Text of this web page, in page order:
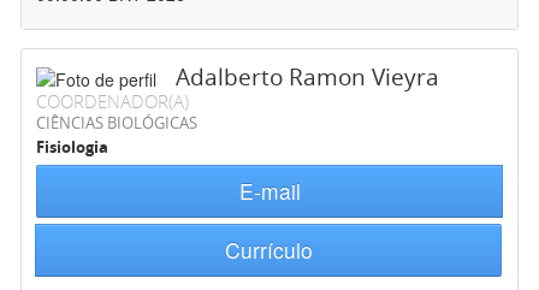
Adalberto Ramon Vieyra
COORDENADOR(A)
CIÊNCIAS BIOLÓGICAS
Fisiologia
E-mail
Currículo